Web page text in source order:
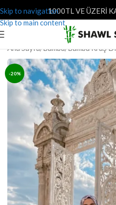
Skip to navigation
Skip to main content
1000TL VE ÜZERİ
Ana Sayfa/Bambu/Bambu Kraş
-20%